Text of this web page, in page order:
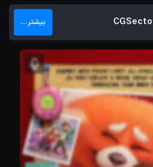
بیشتر...